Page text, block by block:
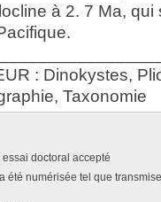
à 2. 7 Ma,
: Dinokystes,
Taxonomie
doctoral accepté
été numérisée tel que